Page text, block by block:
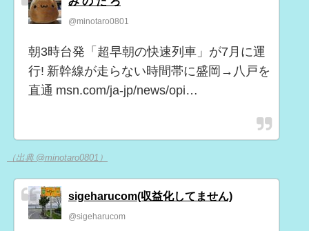
@minotaro0801
朝3時台発「超早朝の快速列車」が7月に運
行! 新幹線が走らない時間帯に盛岡→八戸を
直通 msn.com/ja-jp/news/opi…
（出典 @minotaro0801）
sigeharucom(収益化してません)
@sigeharucom